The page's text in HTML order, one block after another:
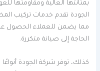
بمتانتها العالية ومقاومتها
الجودة تقدم خدمات تركيب
مما يضمن للعملاء الحصول
الحاجة إلى صيانة متكررة.
كذلك، توفر شركة الجودة